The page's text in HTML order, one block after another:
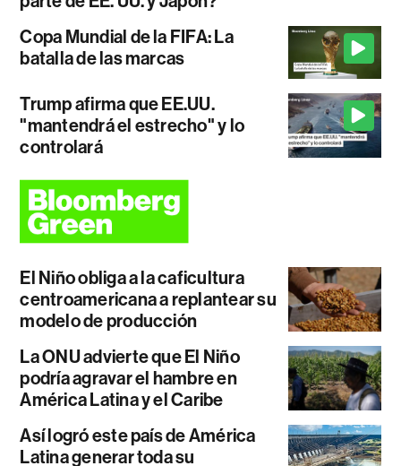
Copa Mundial de la FIFA: La
batalla de las marcas
Trump afirma que EE.UU.
"mantendrá el estrecho" y lo
controlará
El Niño obliga a la caficultura
centroamericana a replantear su
modelo de producción
La ONU advierte que El Niño
podría agravar el hambre en
América Latina y el Caribe
Así logró este país de América
Latina generar toda su